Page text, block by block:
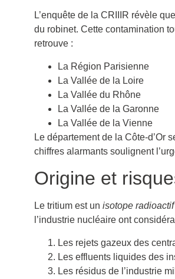
L’enquête de la CRIIIR révèle
du robinet. Cette contamination
retrouve :
La Région Parisienne
La Vallée de la Loire
La Vallée du Rhône
La Vallée de la Garonne
La Vallée de la Vienne
Le département de la Côte-d’Or
chiffres alarmants soulignent
Origine et
Le tritium est un isotope
l’industrie nucléaire ont
Les rejets gazeux des
Les effluents liquides des
Les résidus de l’industrie